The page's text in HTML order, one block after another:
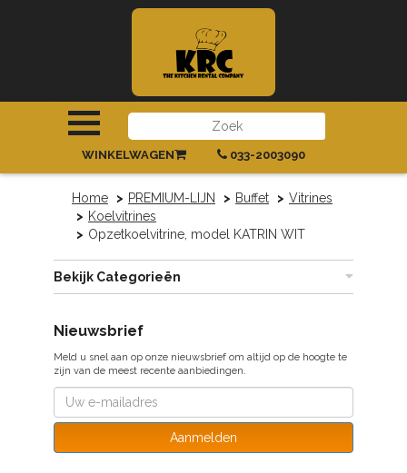
INLOGGEN|REGISTREREN
033-2003090
WINKELWAGEN
Home PREMIUM-LIJN Buffet
Vitrines
Koelvitrines
Opzetkoelvitrine, model KATRIN WIT
Bekijk Categorieën
Nieuwsbrief
Meld u snel aan op onze nieuwsbrief om altijd op de hoogte te
zijn van de meest recente aanbiedingen.
Aanmelden